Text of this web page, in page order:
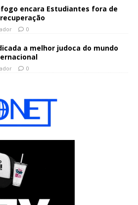
encara Estudiantes fora de
0
a melhor judoca do mundo
0